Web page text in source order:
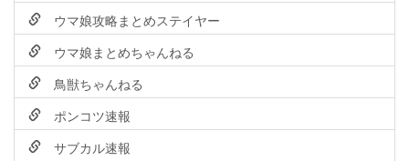
ウマ娘攻略まとめステイヤー
ウマ娘まとめちゃんねる
鳥獣ちゃんねる
ポンコツ速報
サブカル速報